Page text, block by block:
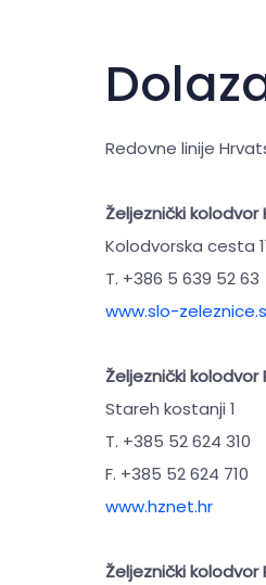
Redovne linije
Željeznički
Kolodvorska cesta
T. +386 5 639 52 63
www.slo-
Željeznički kolodvor
Stareh kostanji 1
T. +385 52 624 310
F. +385 52 624 710
www.hznet.hr
Željeznički kolodvor